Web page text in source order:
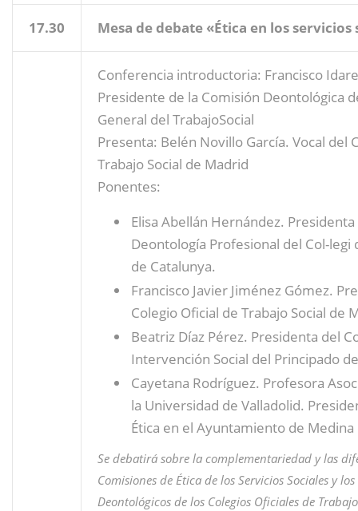
17.30 Mesa de debate «Ética en los servicios
Conferencia introductoria: Francisco
Presidente de la Comisión Deontológica
General del TrabajoSocial
Presenta: Belén Novillo García. Vocal del
Trabajo Social de Madrid
Ponentes:
Elisa Abellán Hernández.
Deontología Profesional del Col-legi
de Catalunya.
Francisco Javier Jiménez Gómez.
Colegio Oficial de Trabajo Social de
Beatriz Díaz Pérez. Presidenta del
Intervención Social del Principado
Cayetana Rodríguez. Profesora
la Universidad de Valladolid.
Ética en el Ayuntamiento de
Se debatirá sobre la complementariedad y las
Comisiones de Ética de los Servicios Sociales y
Deontológicos de los Colegios Oficiales de